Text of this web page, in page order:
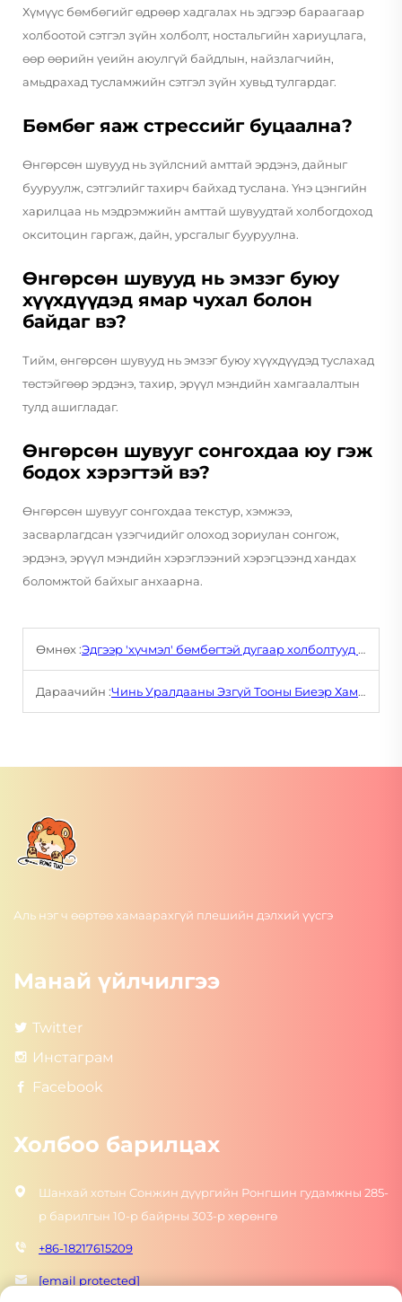
Хүмүүс бөмбөгийг өдрөөр хадгалах нь эдгээр бараагаар
холбоотой сэтгэл зүйн холболт, ностальгийн хариуцлага,
өөр өөрийн үеийн аюулгүй байдлын, найзлагчийн,
амьдрахад тусламжийн сэтгэл зүйн хувьд тулгардаг.
Бөмбөг яаж стрессийг буцаална?
Өнгөрсөн шувууд нь зүйлсний амттай эрдэнэ, дайныг
бууруулж, сэтгэлийг тахирч байхад туслана. Үнэ цэнгийн
харилцаа нь мэдрэмжийн амттай шувуудтай холбогдоход
окситоцин гаргаж, дайн, урсгалыг бууруулна.
Өнгөрсөн шувууд нь эмзэг буюу
хүүхдүүдэд ямар чухал болон
байдаг вэ?
Тийм, өнгөрсөн шувууд нь эмзэг буюу хүүхдүүдэд туслахад
төстэйгөөр эрдэнэ, тахир, эрүүл мэндийн хамгаалалтын
тулд ашигладаг.
Өнгөрсөн шувууг сонгохдаа юу гэж
бодох хэрэгтэй вэ?
Өнгөрсөн шувууг сонгохдаа текстур, хэмжээ,
засварлагдсан үзэгчидийг олоход зориулан сонгож,
эрдэнэ, эрүүл мэндийн хэрэглээний хэрэгцээнд хандах
боломжтой байхыг анхаарна.
Өмнөх :Эдгээр 'хүчмэл' бөмбөгтэй дугаар холболтууд яагаад залуучуудын тамирчихвэ?
Дараачийн :Чинь Уралдааны Эзгүй Тооны Биеэр Хамт Хийх Ухаантай
Аль нэг ч өөртөө хамаарахгүй плешийн дэлхий үүсгэ
Манай үйлчилгээ
Twitter
Инстаграм
Facebook
Холбоо барилцах
Шанхай хотын Сонжин дүүргийн Ронгшин гудамжны 285-
р барилгын 10-р байрны 303-р хөрөнгө
+86-18217615209
[email protected]